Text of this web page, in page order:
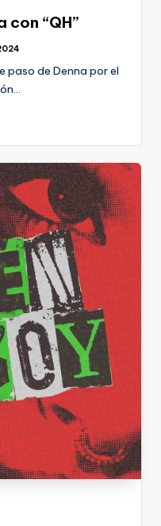
con “QH”
paso de Denna por el